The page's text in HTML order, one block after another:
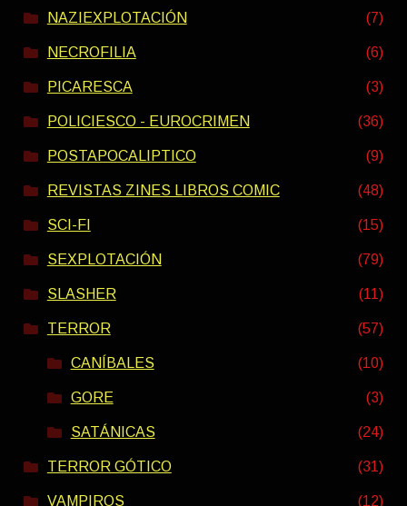
NAZIEXPLOTACIÓN (7)
NECROFILIA (6)
PICARESCA (3)
POLICIESCO - EUROCRIMEN (36)
POSTAPOCALIPTICO (9)
REVISTAS ZINES LIBROS COMIC (48)
SCI-FI (15)
SEXPLOTACIÓN (79)
SLASHER (11)
TERROR (57)
CANÍBALES (10)
GORE (3)
SATÁNICAS (24)
TERROR GÓTICO (31)
VAMPIROS (12)